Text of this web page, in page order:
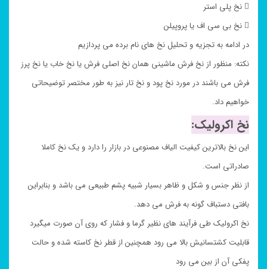
 نخ پلی استر
 نخ بی سی اف یا پروپیلن
در ادامه به تجزیه و تحلیل نخ های نام برده می پردازیم
نکته: منظور از نخ فرش ماشینی همان نخ اصلی فرش یا نخ خاب یا نخ پرز
فرش می باشند در مورد نخ پود و نخ تار نیز به طور مختصر توضیحاتی
خواهیم داد.
نخ اکرولیک:
این نخ بالاترین کیفیت الیاف مصنوعی در بازار را دارد و یک نخ کاملا
صادراتی است.
از نظر جنس و شکل و ظاهر بسیار شبیه پشم طبیعی می باشد و بنابراین
بافتی دستباف گونه به فرش می دهد.
نخ اکرولیک طی فرآیند های نظیر گرما و فشار که روی آن صورت میگیرد
قابلیت کشتسانیش بالا می رود همچنین از قطر نخ کاسته شده و حالت
پفکی آن از بین می رود